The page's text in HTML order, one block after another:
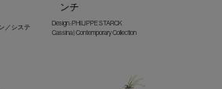
／システ
ンチ
Design : PHILIPPE STARCK
Cassina | Contemporary Collection